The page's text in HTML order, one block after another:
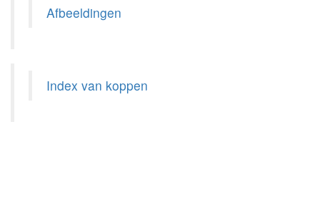
Afbeeldingen
Index van koppen